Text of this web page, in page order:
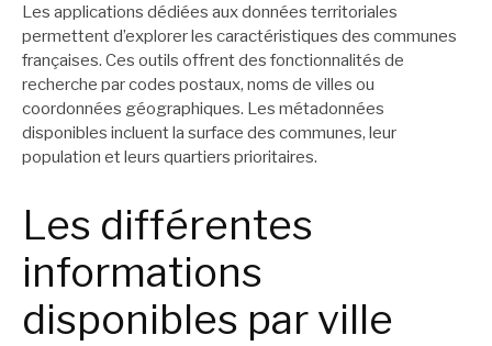
Les applications dédiées aux données territoriales
permettent d’explorer les caractéristiques des communes
françaises. Ces outils offrent des fonctionnalités de
recherche par codes postaux, noms de villes ou
coordonnées géographiques. Les métadonnées
disponibles incluent la surface des communes, leur
population et leurs quartiers prioritaires.
Les différentes
informations
disponibles par ville